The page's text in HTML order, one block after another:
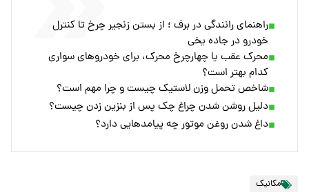
راهنمای رانندگی در برف ؛ از بستن زنجیر چرخ تا کنترل
خودرو در جاده یخی
محرک عقب یا چهارچرخ محرک، برای خودروهای سواری
کدام بهتر است؟
شاخص تحمل وزن لاستیک چیست و چرا مهم است؟
دلیل روشن شدن چراغ چک پس از بنزین زدن چیست؟
داغ شدن روغن موتور چه پیامدهایی دارد؟
مکانیک